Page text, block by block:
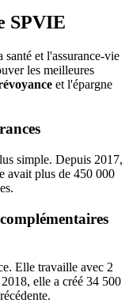
SPVIE
et l'assurance-vie
les meilleures
et l'épargne
simple. Depuis 2017,
avait plus de 450 000
Elle travaille avec 2
elle a créé 34 500